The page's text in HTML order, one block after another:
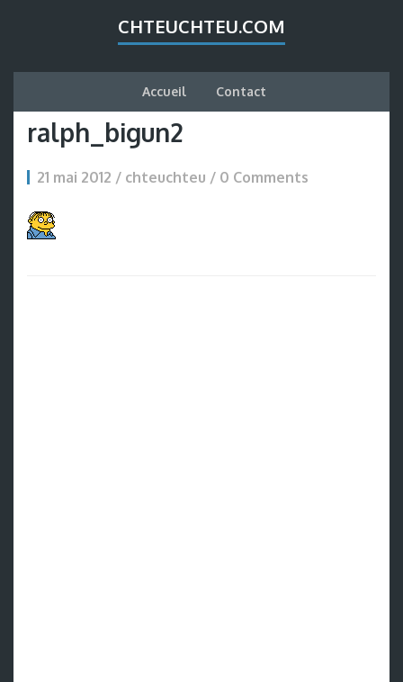
CHTEUCHTEU.COM
Accueil Contact
ralph_bigun2
21 mai 2012 / chteuchteu / 0 Comments